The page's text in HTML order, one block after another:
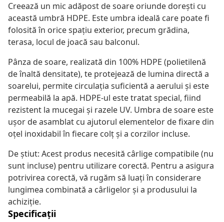
Creează un mic adăpost de soare oriunde dorești cu
această umbră HDPE. Este umbra ideală care poate fi
folosită în orice spațiu exterior, precum grădina,
terasa, locul de joacă sau balconul.
Pânza de soare, realizată din 100% HDPE (polietilenă
de înaltă densitate), te protejează de lumina directă a
soarelui, permite circulația suficientă a aerului și este
permeabilă la apă. HDPE-ul este tratat special, fiind
rezistent la mucegai și razele UV. Umbra de soare este
ușor de asamblat cu ajutorul elementelor de fixare din
oțel inoxidabil în fiecare colț și a corzilor incluse.
De știut: Acest produs necesită cârlige compatibile (nu
sunt incluse) pentru utilizare corectă. Pentru a asigura
potrivirea corectă, vă rugăm să luați în considerare
lungimea combinată a cârligelor și a produsului la
achiziție.
Specificații